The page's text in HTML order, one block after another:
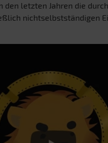
den letzten Jahren die
nichtselbstständigen